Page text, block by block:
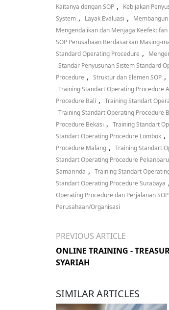
Kaitanya dengan SOP ,
Kebijakan
System , Layak Evaluasi , Membangun
Mengendalikan dan Menjaga
SOP Perusahaan Berdasarkan Masing-
Standard Operating Procedure ,
Standar Penyusunan Sistem Standard
Procedure , Struktur dan Elemen SOP ,
Training Standart Operating Procedure
Procedure Bali , Training Standart
Training Standart Operating Procedure
Procedure Bekasi , Training Standart
Standart Operating Procedure Lombok ,
Procedure Malang , Training Standart
Standart Operating Procedure Pekanbaru
Samarinda , Training Standart
Standart Operating Procedure Surabaya ,
Operating Procedure dan Perjalanan
Perusahaan/Organisasi
PREVIOUS ARTICLE
ONLINE TRAINING -
SYARIAH
SIMILAR ARTICLES